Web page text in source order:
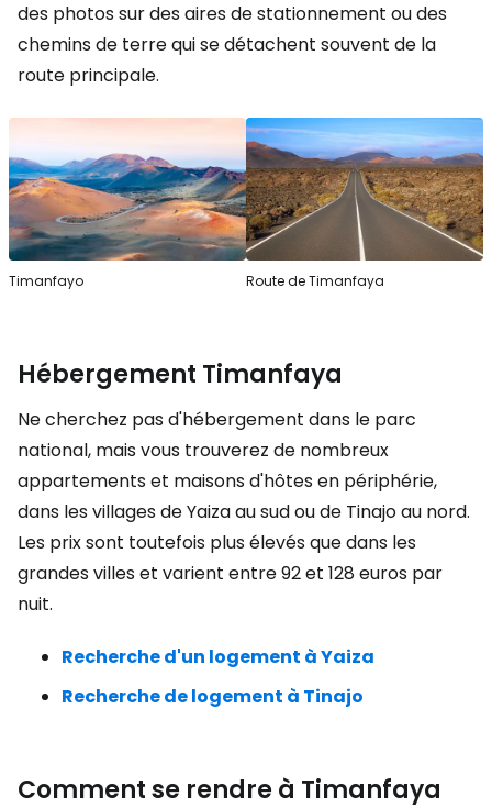
des photos sur des aires de stationnement ou des
chemins de terre qui se détachent souvent de la
route principale.
Timanfayo Route de Timanfaya
Hébergement Timanfaya
Ne cherchez pas d'hébergement dans le parc
national, mais vous trouverez de nombreux
appartements et maisons d'hôtes en périphérie,
dans les villages de Yaiza au sud ou de Tinajo au nord.
Les prix sont toutefois plus élevés que dans les
grandes villes et varient entre 92 et 128 euros par
nuit.
Recherche d'un logement à Yaiza
Recherche de logement à Tinajo
Comment se rendre à Timanfaya